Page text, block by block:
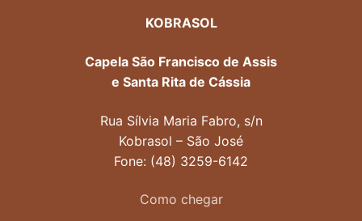
KOBRASOL
Capela São Francisco de Assis
e Santa Rita de Cássia
Rua Sílvia Maria Fabro, s/n
Kobrasol – São José
Fone: (48) 3259-6142
Como chegar